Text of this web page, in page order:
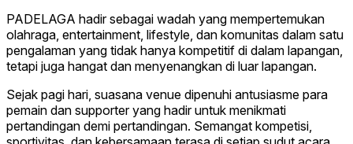
PADELAGA hadir sebagai wadah yang mempertemukan
olahraga, entertainment, lifestyle, dan komunitas dalam satu
pengalaman yang tidak hanya kompetitif di dalam lapangan,
tetapi juga hangat dan menyenangkan di luar lapangan.
Sejak pagi hari, suasana venue dipenuhi antusiasme para
pemain dan supporter yang hadir untuk menikmati
pertandingan demi pertandingan. Semangat kompetisi,